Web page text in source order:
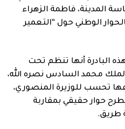
المدينة، فاطمة الزهراء
الوطني حول “التعمير
البادرة أنها تنظم تحت
الملك محمد السادس نصره الله،
تحسب للوزيرة المنصوري،
حوار حقيقي بمقاربة
طريق.